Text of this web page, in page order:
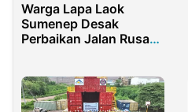
Warga Lapa Laok
Sumenep Desak
Perbaikan Jalan Rusak,